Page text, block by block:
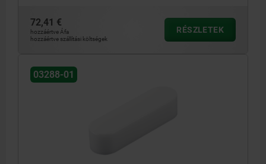
72,41 €
hozzáértve Áfa
hozzáértve szállítási költségek
RÉSZLETEK
03288-01